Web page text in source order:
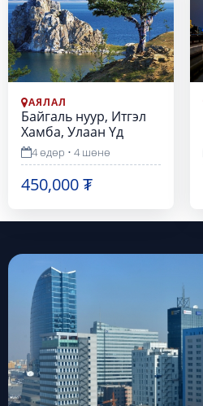
АЯЛАЛ
Байгаль нуур, Итгэл
Хамба, Улаан Үд
4 өдөр • 4 шөнө
450,000 ₮